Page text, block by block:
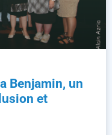
Benjamin, un
et